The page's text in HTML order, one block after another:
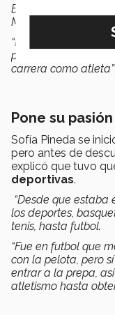
Bahamas, sobre
México.
“Me siento
personas que me
carrera como atleta”
Pone su
Sofía Pineda se
pero antes de
explicó que tuvo
deportivas.
“Desde que
los deportes,
tenis, hasta futbol.
“Fue en futbol que
con la pelota, pero sí
entrar a la prepa,
atletismo hasta